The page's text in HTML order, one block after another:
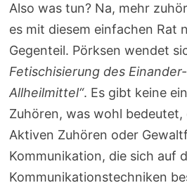
Also was tun? Na, mehr
es mit diesem einfachen Rat
Gegenteil. Pörksen wendet
Fetischisierung des
Allheilmittel“. Es gibt keine
Zuhören, was wohl bedeutet,
Aktiven Zuhören oder
Kommunikation, die sich auf
Kommunikationstechniken